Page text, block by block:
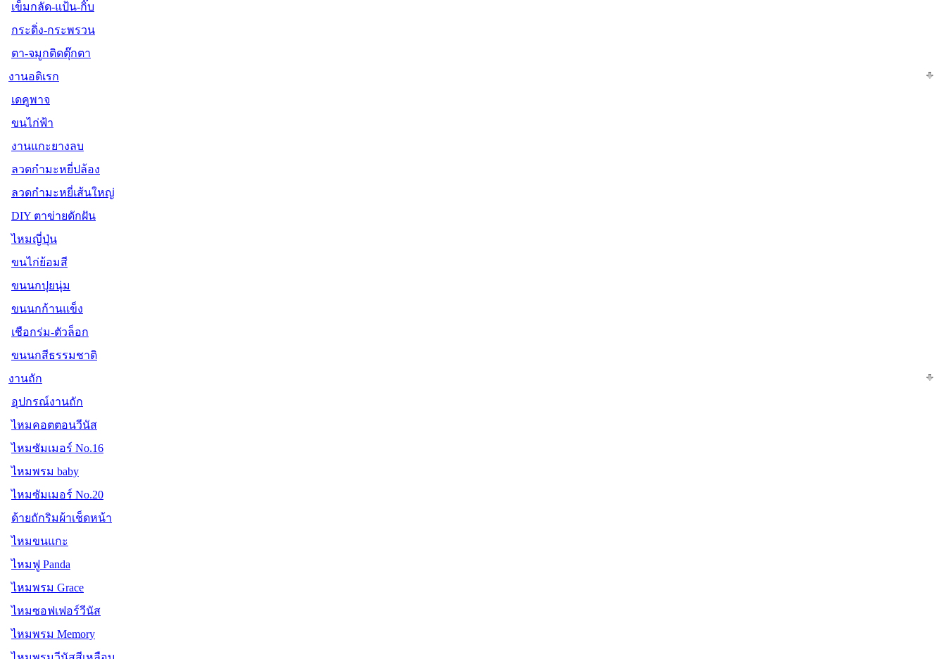
เข็มกลัด-แป้น-กิ๊บ
กระดิ่ง-กระพรวน
ตา-จมูกติดตุ๊กตา
งานอดิเรก
เดคูพาจ
ขนไก่ฟ้า
งานแกะยางลบ
ลวดกำมะหยี่ปล้อง
ลวดกำมะหยี่เส้นใหญ่
DIY ตาข่ายดักฝัน
ไหมญี่ปุ่น
ขนไก่ย้อมสี
ขนนกปุยนุ่ม
ขนนกก้านแข็ง
เชือกร่ม-ตัวล็อก
ขนนกสีธรรมชาติ
งานถัก
อุปกรณ์งานถัก
ไหมคอตตอนวีนัส
ไหมซัมเมอร์ No.16
ไหมพรม baby
ไหมซัมเมอร์ No.20
ด้ายถักริมผ้าเช็ดหน้า
ไหมขนแกะ
ไหมฟู Panda
ไหมพรม Grace
ไหมซอฟเฟอร์วีนัส
ไหมพรม Memory